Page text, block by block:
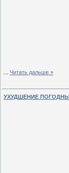
Читать дальше »
УХУДШЕНИЕ